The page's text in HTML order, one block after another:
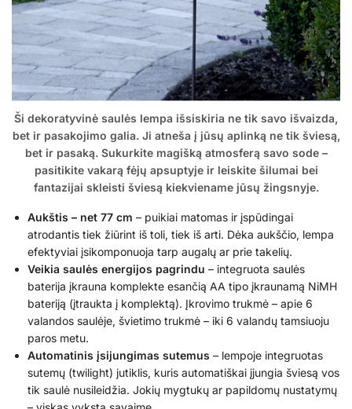
Ši dekoratyvinė saulės lempa išsiskiria ne tik savo išvaizda,
bet ir pasakojimo galia. Ji atneša į jūsų aplinką ne tik šviesą,
bet ir pasaką. Sukurkite magišką atmosferą savo sode –
pasitikite vakarą fėjų apsuptyje ir leiskite šilumai bei
fantazijai skleisti šviesą kiekviename jūsų žingsnyje.
Aukštis – net 77 cm – puikiai matomas ir įspūdingai
atrodantis tiek žiūrint iš toli, tiek iš arti. Dėka aukščio, lempa
efektyviai įsikomponuoja tarp augalų ar prie takelių.
Veikia saulės energijos pagrindu – integruota saulės
baterija įkrauna komplekte esančią AA tipo įkraunamą NiMH
bateriją (įtraukta į komplektą). Įkrovimo trukmė – apie 6
valandos saulėje, švietimo trukmė – iki 6 valandų tamsiuoju
paros metu.
Automatinis įsijungimas sutemus – lempoje integruotas
sutemų (twilight) jutiklis, kuris automatiškai įjungia šviesą vos
tik saulė nusileidžia. Jokių mygtukų ar papildomų nustatymų